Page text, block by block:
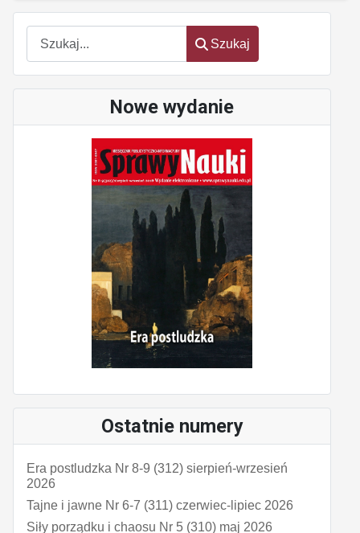
Szukaj
Szukaj
Nowe wydanie
Ostatnie numery
Era postludzka Nr 8-9 (312) sierpień-wrzesień
2026
Tajne i jawne Nr 6-7 (311) czerwiec-lipiec 2026
Siły porządku i chaosu Nr 5 (310) maj 2026